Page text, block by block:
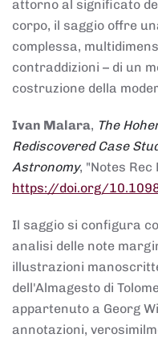
attorno al significato
corpo, il saggio offre
complessa,
contraddizioni – di un
costruzione della
Ivan Malara, The
Rediscovered Case
Astronomy, "Notes Rec
https://doi.org/
Il saggio si configura
analisi delle note
illustrazioni
dell'Almagesto di
appartenuto a Georg
annotazioni,